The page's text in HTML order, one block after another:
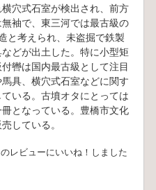
穴式石室が検出され、前方
袖で、東三河では最古級の
と考えられ、未盗掘で鉄製
どが出土した。特に小型矩
轡は国内最古級として注目
具、横穴式石室などに関す
いる。古墳オタにとっては
となっている。豊橋市文化
している。
レビューにいいね！しました